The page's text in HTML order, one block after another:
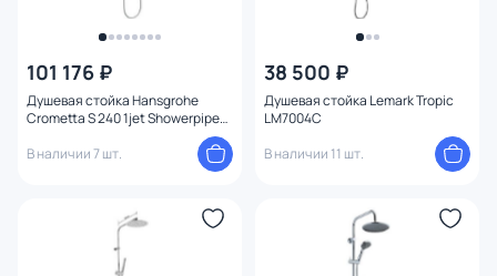
101 176 ₽
Душевая стойка Hansgrohe
Crometta S 240 1jet Showerpipe
В наличии 7 шт.
38 500 ₽
Душевая стойка Lemark Tropic
LM7004C
В наличии 11 шт.